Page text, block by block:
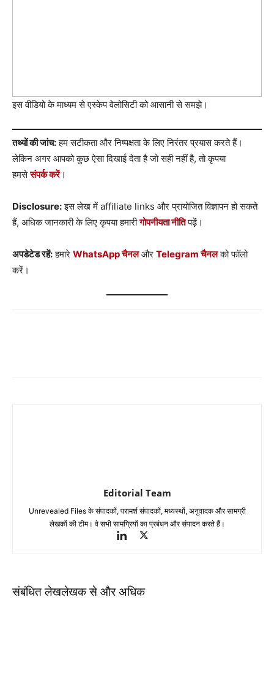
इस वीडियो के माध्यम से एस्केप वेलोसिटी को आसानी से समझे।
तथ्यों की जांच:हम सटीकता और निष्पक्षता के लिए निरंतर प्रयास करते हैं।
लेकिन अगर आपको कुछ ऐसा दिखाई देता है जो सही नहीं है, तो कृपया
हमसेसंपर्क करें।
Disclosure:इस लेख में affiliate links और प्रायोजित विज्ञापन हो सकते
हैं, अधिक जानकारी के लिए कृपया हमारीगोपनीयता नीतिपढ़ें।
अपडेटेड रहें:हमारे WhatsApp चैनलऔर Telegram चैनलको फॉलो
करें।
Editorial Team
Unrevealed Files के संपादकों, परामर्श संपादकों, मध्यस्थों, अनुवादक और सामग्री
लेखकों की टीम। वे सभी सामग्रियों का प्रबंधन और संपादन करते हैं।
संबंधित लेखलेखक से और अधिक